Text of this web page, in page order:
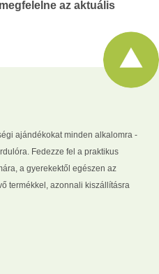
ajándékokat minden alkalomra -
Fedezze fel a praktikus
a gyerekektől egészen az
termékkel, azonnali kiszállításra